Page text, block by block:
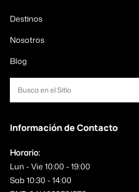
Destinos
Nosotros
Blog
Información de Contacto
Horario:
Lun - Vie 10:00 - 19:00
Sab 10:30 - 14:00